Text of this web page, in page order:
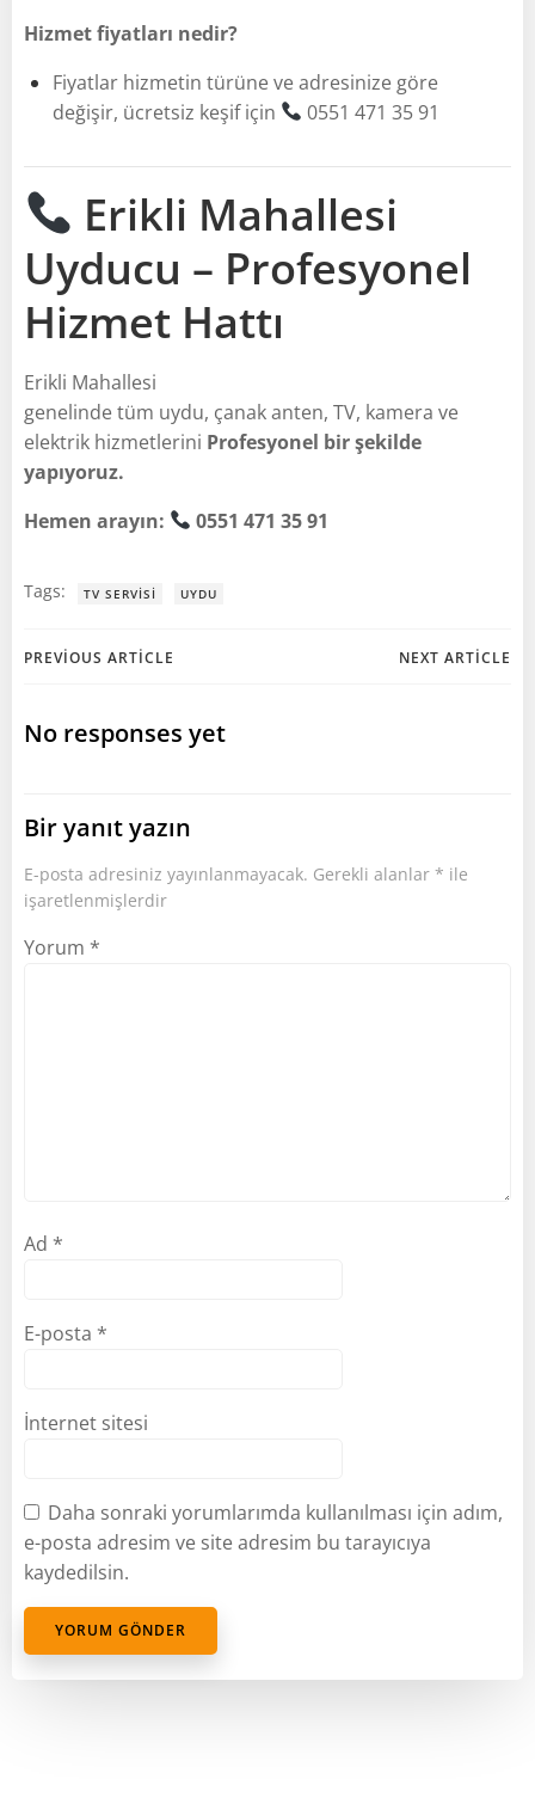
Hizmet fiyatları nedir?
Fiyatlar hizmetin türüne ve adresinize göre
değişir, ücretsiz keşif için
0551 471 35 91
Erikli Mahallesi
Uyducu – Profesyonel
Hizmet Hattı
Erikli Mahallesi
genelinde tüm uydu, çanak anten, TV, kamera ve
elektrik hizmetlerini Profesyonel bir şekilde
yapıyoruz.
Hemen arayın:
0551 471 35 91
Tags: TV SERVISI UYDU
Post
navigation
PREVIOUS ARTICLE NEXT ARTICLE
No responses yet
Bir yanıt yazın
E-posta adresiniz yayınlanmayacak. Gerekli alanlar * ile
işaretlenmişlerdir
Yorum *
Ad *
E-posta *
İnternet sitesi
Daha sonraki yorumlarımda kullanılması için adım,
e-posta adresim ve site adresim bu tarayıcıya
kaydedilsin.